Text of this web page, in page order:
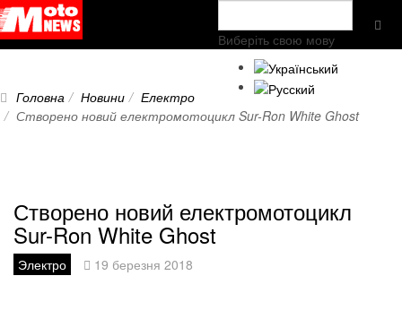
Виберіть свою мову
Головна Новини
Електро
Створено новий електромотоцикл Sur-Ron White Ghost
Створено новий електромотоцикл
Sur-Ron White Ghost
Электро 19 березня 2018